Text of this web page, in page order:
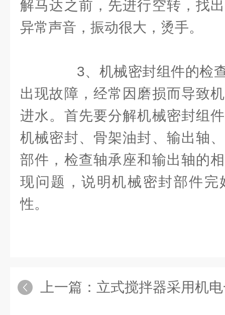
解马达之前，先进行空转，找
异常声音，振动很大，烫手。
3、机械密封组件的检查
出现故障，经常因磨损而导致
进水。首先要分解机械密封组
机械密封、骨架油封、输出轴
部件，检查轴承座和输出轴的
现问题，说明机械密封部件完
性。
上一篇： 立式搅拌器采用机电一体化结构，